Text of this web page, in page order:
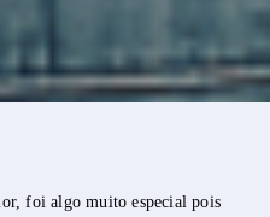
foi algo muito especial pois